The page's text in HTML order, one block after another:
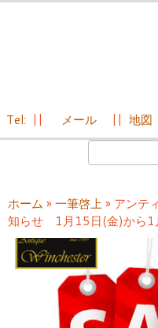
ン
ツ
Tel: メール 地図
ホーム » 一筆啓上» アンテ
知らせ 1月15日(金)から